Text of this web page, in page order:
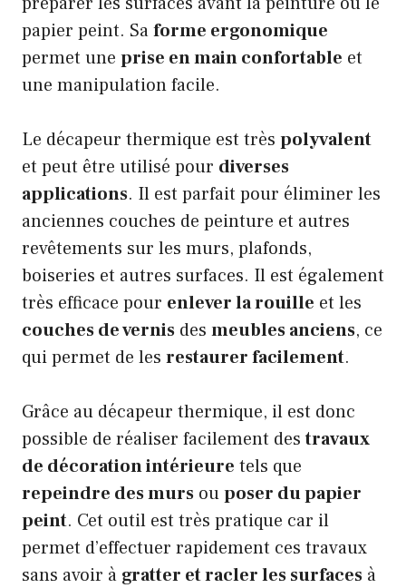
papier peint. Saforme ergonomique
permet une prise en main confortable et
une manipulation facile.
Le décapeur thermique est très polyvalent
et peut être utilisé pour diverses
applications. Il est parfait pour éliminer les
anciennes couches de peinture et autres
revêtements sur les murs, plafonds,
boiseries et autres surfaces. Il est également
très efficace pour enlever la rouille et les
couches de vernis des meubles anciens, ce
qui permet de les restaurer facilement.
Grâce au décapeur thermique, il est donc
possible de réaliser facilement destravaux
de décoration intérieure tels que
repeindre des murs ouposer du papier
peint. Cet outil est très pratique car il
permet d’effectuer rapidement ces travaux
sans avoir à gratter et racler les surfaces à